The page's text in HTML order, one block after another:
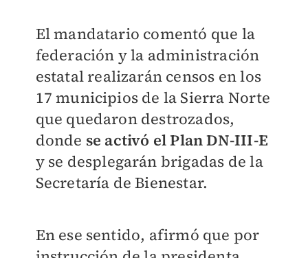
El mandatario comentó que la
federación y la administración
estatal realizarán censos en los
17 municipios de la Sierra Norte
que quedaron destrozados,
donde se activó el Plan DN-III-E
y se desplegarán brigadas de la
Secretaría de Bienestar.
En ese sentido, afirmó que por